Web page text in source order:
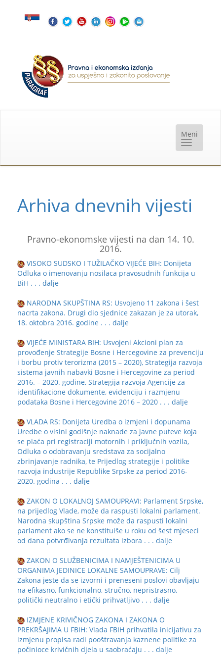
Arhiva dnevnih vijesti
Pravno-ekonomske vijesti na dan 14. 10.
2016.
VISOKO SUDSKO I TUŽILAČKO VIJEĆE BIH: Donijeta
Odluka o imenovanju nosilaca pravosudnih funkcija u
BiH . . . dalje
NARODNA SKUPŠTINA RS: Usvojeno 11 zakona i šest
nacrta zakona. Drugi dio sjednice zakazan je za utorak,
18. oktobra 2016. godine . . . dalje
VIJEĆE MINISTARA BIH: Usvojeni Akcioni plan za
provođenje Strategije Bosne i Hercegovine za prevenciju
i borbu protiv terorizma (2015 – 2020), Strategija razvoja
sistema javnih nabavki Bosne i Hercegovine za period
2016. – 2020. godine, Strategija razvoja Agencije za
identifikacione dokumente, evidenciju i razmjenu
podataka Bosne i Hercegovine 2016 – 2020 . . . dalje
VLADA RS: Donijeta Uredba o izmjeni i dopunama
Uredbe o visini godišnje naknade za javne puteve koja
se plaća pri registraciji motornih i priključnih vozila,
Odluka o odobravanju sredstava za socijalno
zbrinjavanje radnika, te Prijedlog strategije i politike
razvoja industrije Republike Srpske za period 2016-
2020. godina . . . dalje
ZAKON O LOKALNOJ SAMOUPRAVI: Parlament Srpske,
na prijedlog Vlade, može da raspusti lokalni parlament.
Narodna skupština Srpske može da raspusti lokalni
parlament ako se ne konstituiše u roku od šest mjeseci
od dana potvrđivanja rezultata izbora . . . dalje
ZAKON O SLUŽBENICIMA I NAMJEŠTENICIMA U
ORGANIMA JEDINICE LOKALNE SAMOUPRAVE: Cilj
Zakona jeste da se izvorni i preneseni poslovi obavljaju
na efikasno, funkcionalno, stručno, nepristrasno,
politički neutralno i etički prihvatljivo . . . dalje
IZMJENE KRIVIČNOG ZAKONA I ZAKONA O
PREKRŠAJIMA U FBIH: Vlada FBIH prihvatila inicijativu za
izmjenu propisa radi pooštravanja kaznene politike za
počinioce krivičnih djela u saobraćaju . . . dalje